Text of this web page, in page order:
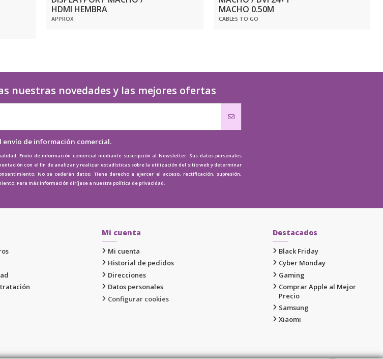
HDMI HEMBRA
APPROX
MACHO 0.50M
CABLES TO GO
nuestras novedades y las mejores ofertas
envío de información comercial.
Envío de información comercial mediante suscripción al Newsletter. Sus datos personales
con el fin de analizar y realizar estadísticas sobre la utilización del sitio web y determinar
No se cederán datos; Tiene derecho a ejercer el acceso, rectificación, supresión,
Para más información diríjase a nuestra política de privacidad.
Mi cuenta
Mi cuenta
Historial de pedidos
Direcciones
Datos personales
Configurar cookies
Destacados
Black Friday
Cyber Monday
Gaming
Comprar Apple al Mejor
Precio
Samsung
Xiaomi